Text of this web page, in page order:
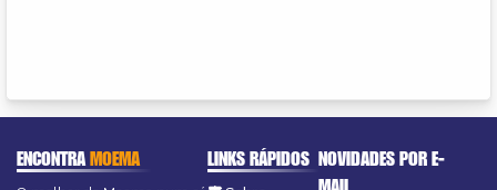
ENCONTRAMOEMA LINKS RÁPIDOS NOVIDADES POR E-